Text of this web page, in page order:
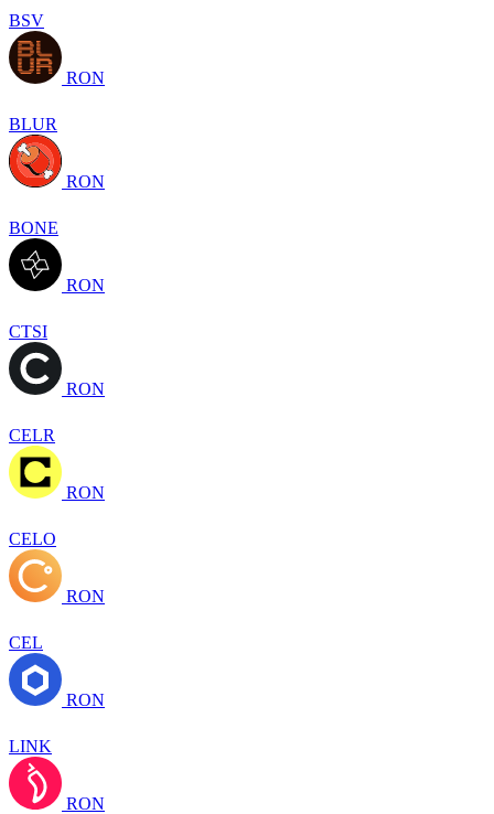
BSV
RON
BLUR
RON
BONE
RON
CTSI
RON
CELR
RON
CELO
RON
CEL
RON
LINK
RON